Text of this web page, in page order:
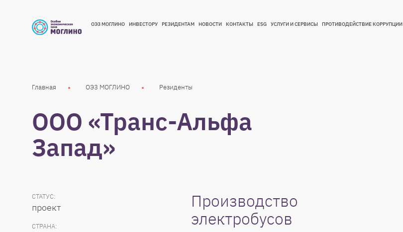
ОЭЗ МОГЛИНО ИНВЕСТОРУ РЕЗИДЕНТАМ НОВОСТИ КОНТАКТЫ ESG УСЛУГИ И СЕРВИСЫ ПРОТИВОДЕЙСТВИЕ КОРРУПЦИИ
Главная ОЭЗ МОГЛИНО Резиденты
ООО «Транс-Альфа
Запад»
СТАТУС:
проект
СТРАНА:
Производство
электробусов